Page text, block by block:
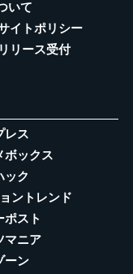
いて
イトポリシー
リース受付
レス
ボックス
ック
ントレンド
ポスト
マニア
ーン